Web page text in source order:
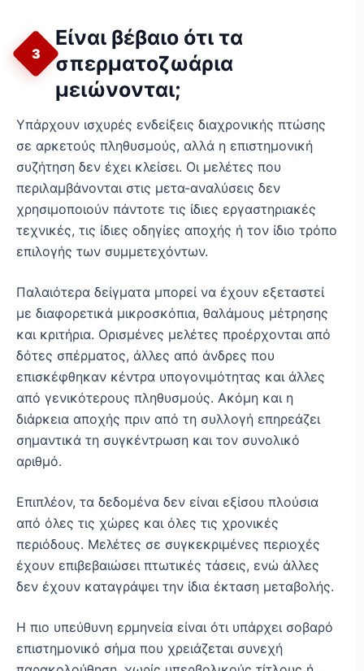
3
Είναι βέβαιο ότι τα
σπερματοζωάρια
μειώνονται;
Υπάρχουν ισχυρές ενδείξεις διαχρονικής πτώσης
σε αρκετούς πληθυσμούς, αλλά η επιστημονική
συζήτηση δεν έχει κλείσει. Οι μελέτες που
περιλαμβάνονται στις μετα-αναλύσεις δεν
χρησιμοποιούν πάντοτε τις ίδιες εργαστηριακές
τεχνικές, τις ίδιες οδηγίες αποχής ή τον ίδιο τρόπο
επιλογής των συμμετεχόντων.
Παλαιότερα δείγματα μπορεί να έχουν εξεταστεί
με διαφορετικά μικροσκόπια, θαλάμους μέτρησης
και κριτήρια. Ορισμένες μελέτες προέρχονται από
δότες σπέρματος, άλλες από άνδρες που
επισκέφθηκαν κέντρα υπογονιμότητας και άλλες
από γενικότερους πληθυσμούς. Ακόμη και η
διάρκεια αποχής πριν από τη συλλογή επηρεάζει
σημαντικά τη συγκέντρωση και τον συνολικό
αριθμό.
Επιπλέον, τα δεδομένα δεν είναι εξίσου πλούσια
από όλες τις χώρες και όλες τις χρονικές
περιόδους. Μελέτες σε συγκεκριμένες περιοχές
έχουν επιβεβαιώσει πτωτικές τάσεις, ενώ άλλες
δεν έχουν καταγράψει την ίδια έκταση μεταβολής.
Η πιο υπεύθυνη ερμηνεία είναι ότι υπάρχει σοβαρό
επιστημονικό σήμα που χρειάζεται συνεχή